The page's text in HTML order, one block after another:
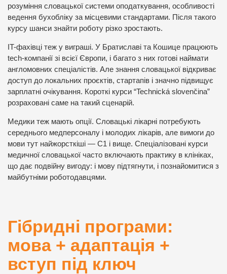
розуміння словацької системи оподаткування, особливості
ведення бухобліку за місцевими стандартами. Після такого
курсу шанси знайти роботу різко зростають.
IT-фахівці теж у виграші. У Братиславі та Кошице працюють
tech-компанії зі всієї Європи, і багато з них готові наймати
англомовних спеціалістів. Але знання словацької відкриває
доступ до локальних проєктів, стартапів і значно підвищує
зарплатні очікування. Короткі курси “Technická slovenčina”
розраховані саме на такий сценарій.
Медики теж мають опції. Словацькі лікарні потребують
середнього медперсоналу і молодих лікарів, але вимоги до
мови тут найжорсткіші — C1 і вище. Спеціалізовані курси
медичної словацької часто включають практику в клініках,
що дає подвійну вигоду: і мову підтягнути, і познайомитися з
майбутніми роботодавцями.
Гібридні програми:
мова + адаптація +
вступ під ключ